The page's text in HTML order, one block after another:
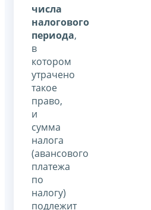
числа
налогового
периода,
в
котором
утрачено
такое
право,
и
сумма
налога
(авансового
платежа
по
налогу)
подлежит